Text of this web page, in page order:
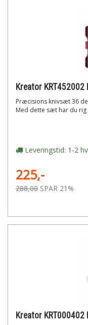
Præcisions knivsæt 36
Med dette sæt har du
Leveringstid: 1-2
225,-
288,00 SPAR 21%
Kreator